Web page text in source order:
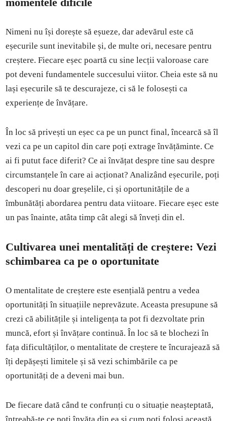
Nimeni nu își dorește să eșueze, dar adevărul este că
eșecurile sunt inevitabile și, de multe ori, necesare pentru
creștere. Fiecare eșec poartă cu sine lecții valoroase care
pot deveni fundamentele succesului viitor. Cheia este să nu
lași eșecurile să te descurajeze, ci să le folosești ca
experiențe de învățare.
În loc să privești un eșec ca pe un punct final, încearcă să îl
vezi ca pe un capitol din care poți extrage învățăminte. Ce
ai fi putut face diferit? Ce ai învățat despre tine sau despre
circumstanțele în care ai acționat? Analizând eșecurile, poți
descoperi nu doar greșelile, ci și oportunitățile de a
îmbunătăți abordarea pentru data viitoare. Fiecare eșec este
un pas înainte, atâta timp cât alegi să înveți din el.
Cultivarea unei mentalități de creștere: Vezi
schimbarea ca pe o oportunitate
O mentalitate de creștere este esențială pentru a vedea
oportunități în situațiile neprevăzute. Aceasta presupune să
crezi că abilitățile și inteligența ta pot fi dezvoltate prin
muncă, efort și învățare continuă. În loc să te blochezi în
fața dificultăților, o mentalitate de creștere te încurajează să
îți depășești limitele și să vezi schimbările ca pe
oportunități de a deveni mai bun.
De fiecare dată când te confrunți cu o situație neașteptată,